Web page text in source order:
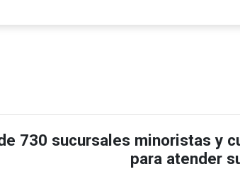
730 sucursales minoristas y
para atender